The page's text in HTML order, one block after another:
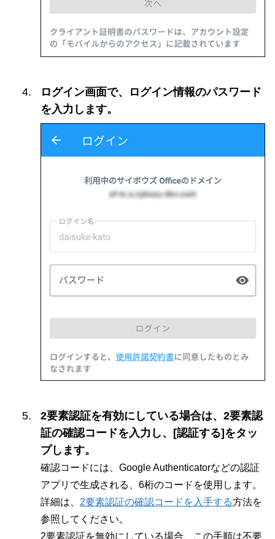
ログイン画面で、ログイン情報のパスワード
を入力します。
2要素認証を有効にしている場合は、2要素認
証の確認コードを入力し、[認証する]をタッ
プします。
確認コードには、Google Authenticatorなどの認証
アプリで生成される、6桁のコードを使用します。
詳細は、 2要素認証の確認コードを入手する方法を
参照してください。
2要素認証を無効にしている場合、この手順は不要